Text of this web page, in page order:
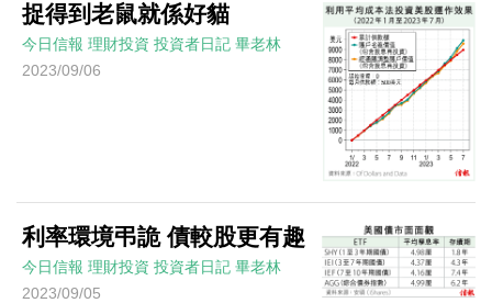
捉得到老鼠就係好貓
今日信報 理財投資 投資者日記 畢老林
2023/09/06
利率環境弔詭 債較股更有趣
今日信報 理財投資 投資者日記 畢老林
2023/09/05